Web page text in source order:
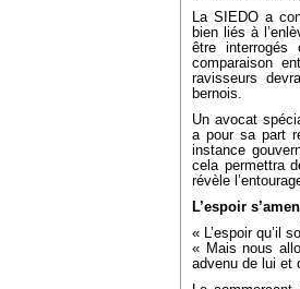
La SIEDO a
bien liés à
être interrogés
comparaison
ravisseurs
bernois.
Un avocat
a pour sa part
instance
cela permettra
révèle
L’espoir
« L’espoir qu’il
« Mais nous
advenu de lui et